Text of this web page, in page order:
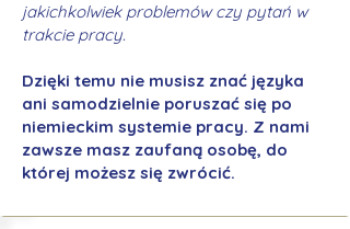
jakichkolwiek problemów czy pytań w
trakcie pracy.
Dzięki temu nie musisz znać języka
ani samodzielnie poruszać się po
niemieckim systemie pracy. Z nami
zawsze masz zaufaną osobę, do
której możesz się zwrócić.